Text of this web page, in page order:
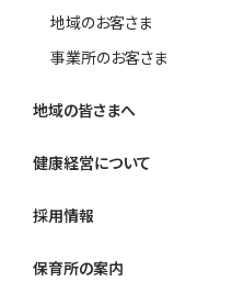
地域のお客さま
事業所のお客さま
地域の皆さまへ
健康経営について
採用情報
保育所の案内